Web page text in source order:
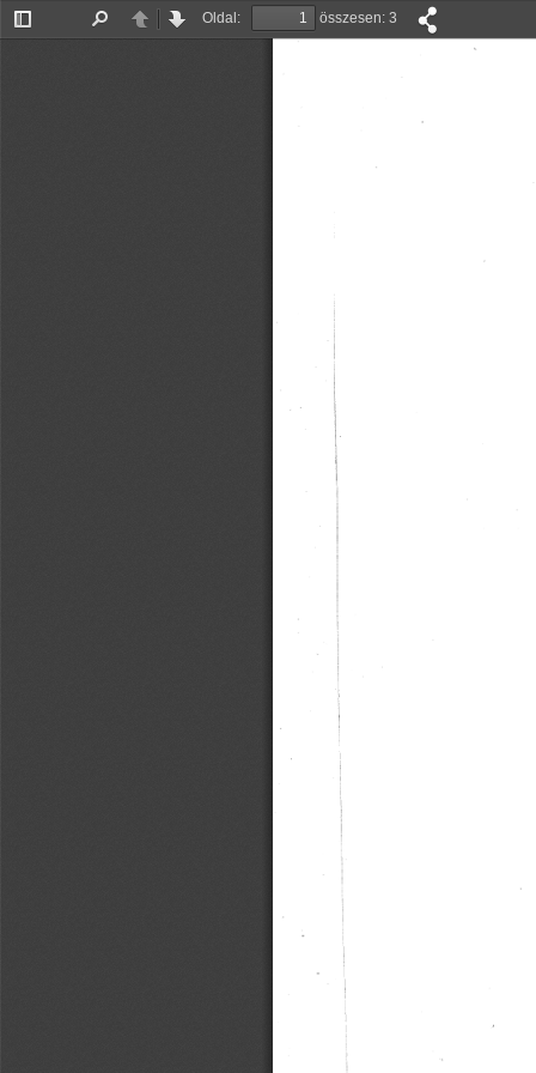
Oldalsáv
KeresésElőzőTovább
Oldal:
összesen: 3